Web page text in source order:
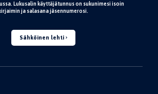
Lukusalin käyttäjätunnus on sukunimesi isoin
kirjaimin ja salasana jäsennumerosi.
Sähköinen lehti